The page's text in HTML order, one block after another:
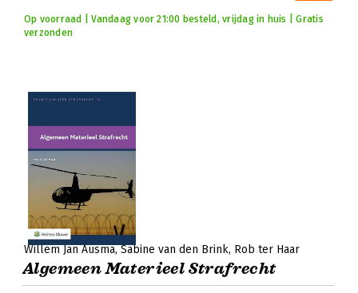
Op voorraad | Vandaag voor 21:00 besteld, vrijdag in huis | Gratis
verzonden
Willem Jan Ausma Sabine van den Brink Rob ter Haar
Algemeen Materieel Strafrecht